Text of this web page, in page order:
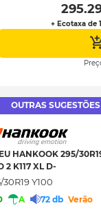
+ Ecotaxa de
OUTRAS SUGESTÕES
HANKOOK 295/
2 K117 XL D-
30R19 Y100
A 72 db Verão